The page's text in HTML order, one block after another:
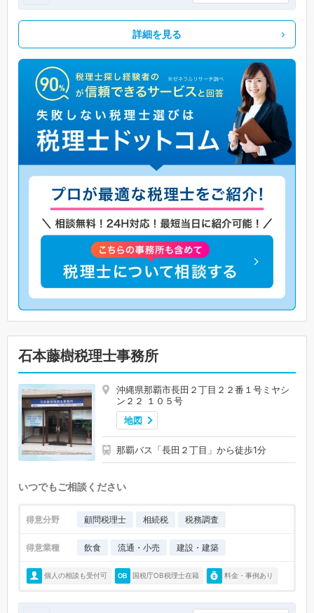
詳細を見る
石本藤樹税理士事務所
沖縄県那覇市長田２丁目２２番１号ミヤシ
ン２２ １０５号
地図
那覇バス「長田２丁目」から徒歩1分
いつでもご相談ください
得意分野 顧問税理士 相続税 税務調査
得意業種 飲食 流通・小売 建設・建築
個人の相談も受付可 国税庁OB税理士在籍 料金・事例あり